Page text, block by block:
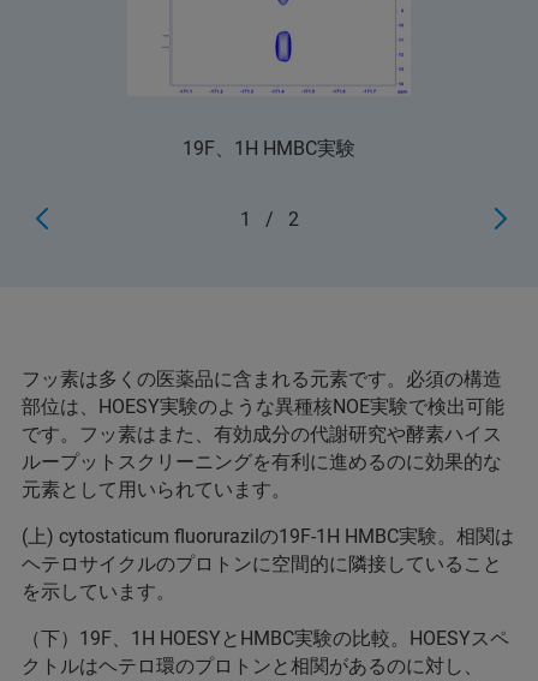
19F、1H HMBC実験
1 / 2
フッ素は多くの医薬品に含まれる元素です。必須の構造
部位は、HOESY実験のような異種核NOE実験で検出可能
です。フッ素はまた、有効成分の代謝研究や酵素ハイス
ループットスクリーニングを有利に進めるのに効果的な
元素として用いられています。
(上) cytostaticum fluorurazilの19F-1H HMBC実験。相関は
ヘテロサイクルのプロトンに空間的に隣接していること
を示しています。
（下）19F、1H HOESYとHMBC実験の比較。HOESYスペ
クトルはヘテロ環のプロトンと相関があるのに対し、